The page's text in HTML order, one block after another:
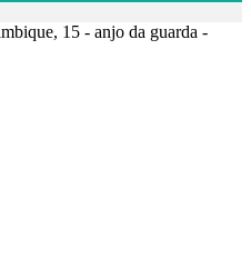
15 - anjo da guarda -